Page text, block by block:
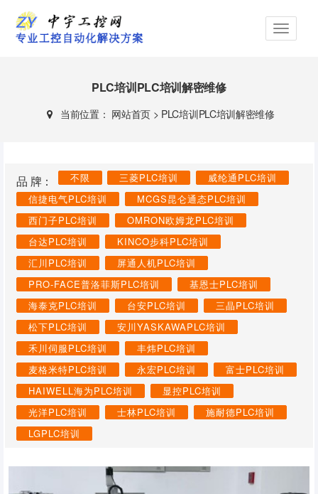
PLC培训PLC培训解密维修
当前位置： 网站首页> PLC培训PLC培训解密维修
品 牌： 不限 三菱PLC培训
威纶通PLC培训
信捷电气PLC培训
MCGS昆仑通态PLC培训
西门子PLC培训
OMRON欧姆龙PLC培训
台达PLC培训
KINCO步科PLC培训
汇川PLC培训
屏通人机PLC培训
PRO-FACE普洛菲斯PLC培训
基恩士PLC培训
海泰克PLC培训
台安PLC培训
三晶PLC培训
松下PLC培训
安川YASKAWAPLC培训
禾川伺服PLC培训
丰炜PLC培训
麦格米特PLC培训
永宏PLC培训
富士PLC培训
HAIWELL海为PLC培训
显控PLC培训
光洋PLC培训
士林PLC培训
施耐德PLC培训
LGPLC培训